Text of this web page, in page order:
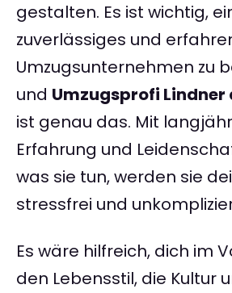
gestalten. Es ist wichtig,
zuverlässiges und
Umzugsunternehmen zu
und Umzugsprofi Lindner
ist genau das. Mit
Erfahrung und
was sie tun, werden sie
stressfrei und
Es wäre hilfreich, dich im
den Lebensstil, die Kultur